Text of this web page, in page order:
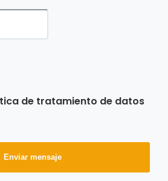
de tratamiento de datos
Enviar mensaje